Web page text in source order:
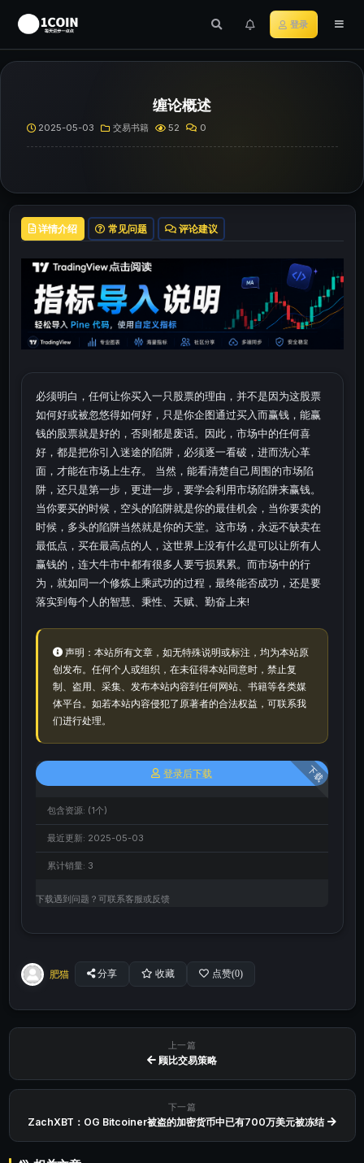
登录
缠论概述
2025-05-03 交易书籍 52 0
详情介绍 常见问题 评论建议
必须明白，任何让你买入一只股票的理由，并不是因为这股票
如何好或被忽悠得如何好，只是你企图通过买入而赢钱，能赢
钱的股票就是好的，否则都是废话。因此，市场中的任何喜
好，都是把你引入迷途的陷阱，必须逐一看破，进而洗心革
面，才能在市场上生存。 当然，能看清楚自己周围的市场陷
阱，还只是第一步，更进一步，要学会利用市场陷阱来赢钱。
当你要买的时候，空头的陷阱就是你的最佳机会，当你要卖的
时候，多头的陷阱当然就是你的天堂。这市场，永远不缺卖在
最低点，买在最高点的人，这世界上没有什么是可以让所有人
赢钱的，连大牛市中都有很多人要亏损累累。而市场中的行
为，就如同一个修炼上乘武功的过程，最终能否成功，还是要
落实到每个人的智慧、秉性、天赋、勤奋上来!
声明：本站所有文章，如无特殊说明或标注，均为本站原
创发布。任何个人或组织，在未征得本站同意时，禁止复
制、盗用、采集、发布本站内容到任何网站、书籍等各类媒
体平台。如若本站内容侵犯了原著者的合法权益，可联系我
们进行处理。
下载
登录后下载
包含资源: (1个)
最近更新: 2025-05-03
累计销量: 3
下载遇到问题？可联系客服或反馈
肥猫 分享 收藏 点赞(0)
上一篇
顾比交易策略
下一篇
ZachXBT：OG Bitcoiner被盗的加密货币中已有700万美元被冻结